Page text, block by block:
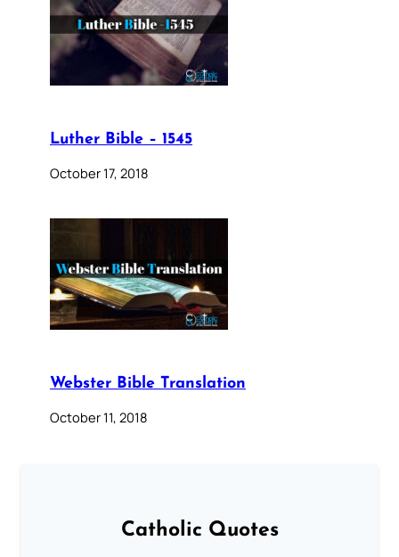
Luther Bible – 1545
October 17, 2018
Webster Bible Translation
October 11, 2018
Catholic Quotes